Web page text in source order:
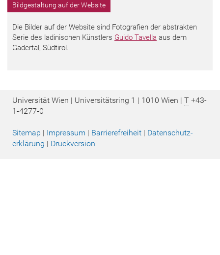
Bildgestaltung auf der Website
Die Bilder auf der Website sind Fotografien der abstrakten
Serie des ladinischen Künstlers Guido Tavella aus dem
Gadertal, Südtirol.
Universität Wien | Universitätsring 1 | 1010 Wien | T +43-
1-4277-0
Sitemap | Impressum | Barrierefreiheit | Datenschutz­
erklärung | Druckversion